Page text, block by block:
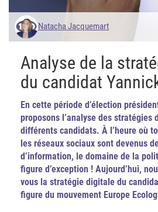
Natacha Jacquemart
Analyse de la
du candidat
En cette période d’élection
proposons l’analyse des stratégies
différents candidats. À l’heure où
les réseaux sociaux sont devenus
d’information, le domaine de la
figure d’exception ! Aujourd’hui,
vous la stratégie digitale du
figure du mouvement Europe